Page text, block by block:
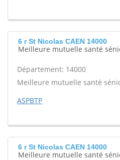
6 r St Nicolas CAEN 14000
Meilleure mutuelle santé
Département: 14000
Meilleure mutuelle santé
ASPBTP
6 r St Nicolas CAEN 14000
Meilleure mutuelle santé